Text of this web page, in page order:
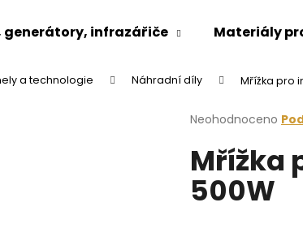
generátory, infrazářiče Materiály
a technologie Náhradní díly Mřížka pro
Průměrné
produktu
je
0,0
z
Neohodnoceno
Mřížka
500W
Co potřebujete najít?
HLEDAT